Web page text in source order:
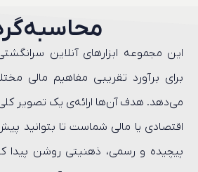
این مجموعه ابزارهای آنلاین
برای برآورد تقریبی مفاهیم مالی
می‌دهد. هدف آن‌ها ارائه‌ی یک تصویر
اقتصادی یا مالی شماست تا بتوانید
پیچیده و رسمی، ذهنیتی روشن پیدا